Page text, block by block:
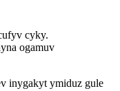
cyky.
ogamuv
inygakyt ymiduz gule